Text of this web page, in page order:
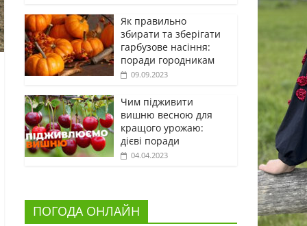
Як правильно
збирати та зберігати
гарбузове насіння:
поради городникам
09.09.2023
Чим підживити
вишню весною для
кращого урожаю:
дієві поради
04.04.2023
ПОГОДА ОНЛАЙН